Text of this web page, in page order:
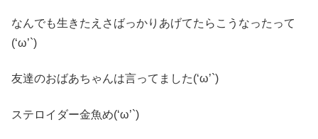
なんでも生きたえさばっかりあげてたらこうなったって
(‘ω’`)
友達のおばあちゃんは言ってました(‘ω’`)
ステロイダー金魚め(‘ω’`)